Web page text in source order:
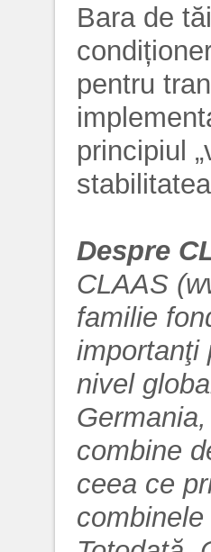
Bara de
pentru
principiul
Despre
CLAAS
familie
importanţi
nivel
combine
ceea ce